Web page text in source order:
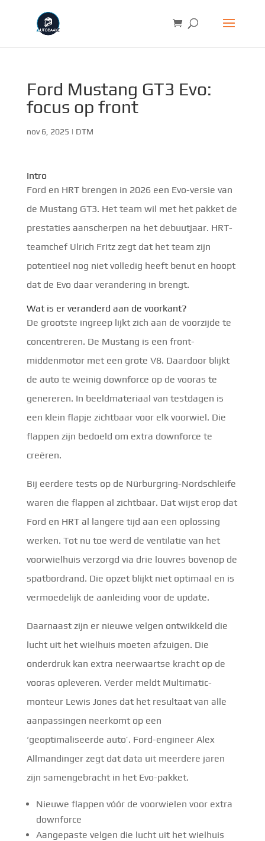
Ford Mustang GT3 Evo:
focus op front
nov 6, 2025 | DTM
Intro
Ford en HRT brengen in 2026 een Evo-versie van
de Mustang GT3. Het team wil met het pakket de
prestaties aanscherpen na het debuutjaar. HRT-
teamchef Ulrich Fritz zegt dat het team zijn
potentieel nog niet volledig heeft benut en hoopt
dat de Evo daar verandering in brengt.
Wat is er veranderd aan de voorkant?
De grootste ingreep lijkt zich aan de voorzijde te
concentreren. De Mustang is een front-
middenmotor met een grote V8. Daardoor blijkt
de auto te weinig downforce op de vooras te
genereren. In beeldmateriaal van testdagen is
een klein flapje zichtbaar voor elk voorwiel. Die
flappen zijn bedoeld om extra downforce te
creëren.
Bij eerdere tests op de Nürburgring-Nordschleife
waren die flappen al zichtbaar. Dat wijst erop dat
Ford en HRT al langere tijd aan een oplossing
werken. Tot nu toe werd de ventilatie van het
voorwielhuis verzorgd via drie louvres bovenop de
spatbordrand. Die opzet blijkt niet optimaal en is
vermoedelijk de aanleiding voor de update.
Daarnaast zijn er nieuwe velgen ontwikkeld die
lucht uit het wielhuis moeten afzuigen. Die
onderdruk kan extra neerwaartse kracht op de
vooras opleveren. Verder meldt Multimatic-
monteur Lewis Jones dat het resultaat van alle
aanpassingen neerkomt op een
‘geoptimaliseerde auto’. Ford-engineer Alex
Allmandinger zegt dat data uit meerdere jaren
zijn samengebracht in het Evo-pakket.
Nieuwe flappen vóór de voorwielen voor extra
downforce
Aangepaste velgen die lucht uit het wielhuis